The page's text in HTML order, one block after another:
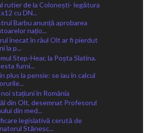
rutier de la Colonești- legătura
cu DN...
Barbu anunță aprobarea
națio...
înecat în râul Olt ar fi pierdut
la p...
Step-Hear, la Poșta Slatina.
furni...
plus la pensie: se iau în calcul
stațiuni în România
din Olt, desemnat Profesorul
din med...
legislativă cerută de
Stănesc...